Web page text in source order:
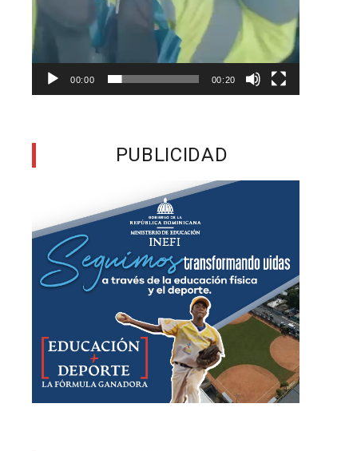
00:00 00:20
PUBLICIDAD